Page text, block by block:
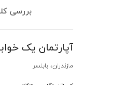
بررسی
آپارتمان یک
مازندران، بابلسر